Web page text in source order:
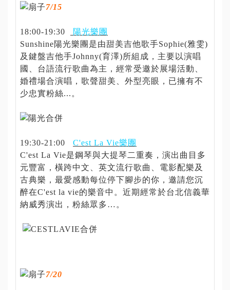
7/15
18:00-19:30
陽光樂團
Sunshine陽光樂團是由甜美吉他歌手Sophie(雅雯)
及鍵盤吉他手Johnny(育澤)所組成，主要以演唱
國、台語流行歌曲為主，經常受邀於展場活動、
婚禮場合演唱，歌聲甜美、外型亮眼，已擁有不
少忠實粉絲...。
19:30-21:00 C'est La Vie樂團
C'est La Vie是鋼琴與大提琴二重奏，演出曲目多
元豐富，橫跨中文、英文流行歌曲、電影配樂及
古典樂，最愛感動每位停下腳步的你，邀請您沉
醉在C'est la vie的樂音中。近期經常於台北信義華
納威秀演出，粉絲眾多…。
7/20